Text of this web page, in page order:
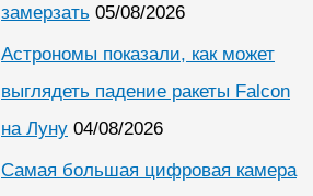
замерзать 05/08/2026
Астрономы показали, как может
выглядеть падение ракеты Falcon
на Луну 04/08/2026
Самая большая цифровая камера